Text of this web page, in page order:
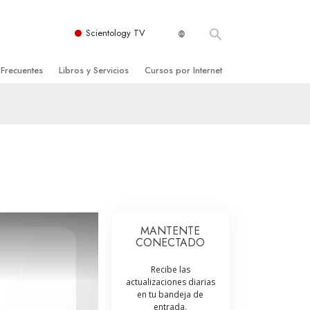
Scientology TV
de Scientology
Libros y Servicios
Introductorias
Iniciales
Cursos por Internet
Ayudas para Enfermedades y Lesiones
La Integridad y la Honestidad
La Escala Tonal Emocional
MANTENTE
CONECTADO
Recibe las
actualizaciones diarias
en tu bandeja de
entrada.